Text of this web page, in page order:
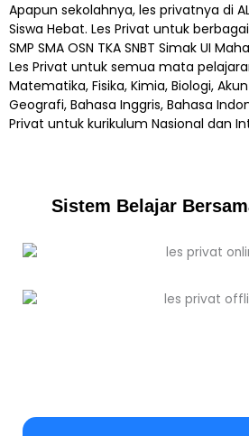
Apapun sekolahnya, les privatnya di
Siswa Hebat. Les Privat untuk
SMP SMA OSN TKA SNBT Simak UI
Les Privat untuk semua mata
Matematika, Fisika, Kimia, Biologi,
Geografi, Bahasa Inggris, Bahasa
Privat untuk kurikulum Nasional dan
Sistem Belajar